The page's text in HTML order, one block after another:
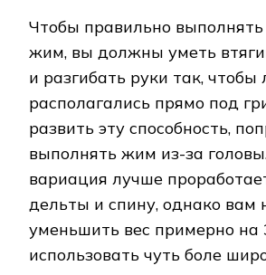
Чтобы правильно
жим, вы должны уметь
и разгибать руки так, чтобы
располагались прямо под
развить эту способность,
выполнять жим из-за
вариация лучше
дельты и спину, однако вам
уменьшить вес примерно на
использовать чуть боле